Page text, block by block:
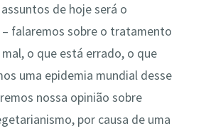
de hoje será o
falaremos sobre o tratamento
o que está errado, o que
uma epidemia mundial desse
nossa opinião sobre
por causa de uma